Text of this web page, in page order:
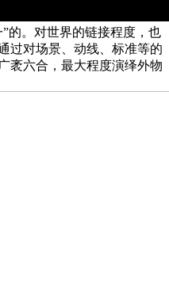
的。对世界的链接程度，也
过对场景、动线、标准等的
袤六合，最大程度演绎外物